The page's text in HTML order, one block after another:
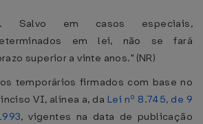
Salvo em casos especiais,
em lei, não se fará
superior a vinte anos." (NR)
temporários firmados com base no
VI, alínea a, da Lei nº 8.745, de 9
, vigentes na data de publicação